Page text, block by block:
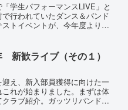
学生パフォーマンスLIVE」と
で行われていたダンス＆バンド
トイベントが、今年度より表
みましたが、結果は無冠に終
。今...
新歓ライブ（その１）
迎え、新入部員獲得に向けた一
れが始まりました。まずは体
ラブ紹介。ガッツリバンド演